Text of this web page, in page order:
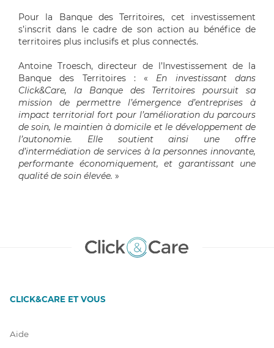
Pour la Banque des Territoires, cet investissement
s’inscrit dans le cadre de son action au bénéfice de
territoires plus inclusifs et plus connectés.
Antoine Troesch, directeur de l’Investissement de la
Banque des Territoires : « En investissant dans
Click&Care, la Banque des Territoires poursuit sa
mission de permettre l’émergence d’entreprises à
impact territorial fort pour l’amélioration du parcours
de soin, le maintien à domicile et le développement de
l’autonomie.
Elle soutient ainsi une offre
d’intermédiation de services à la personnes innovante,
performante économiquement, et garantissant une
qualité de soin élevée. »
CLICK&CARE ET VOUS
Aide